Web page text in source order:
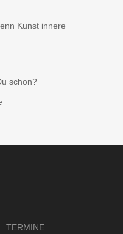
Kunst innere
schon?
TERMINE